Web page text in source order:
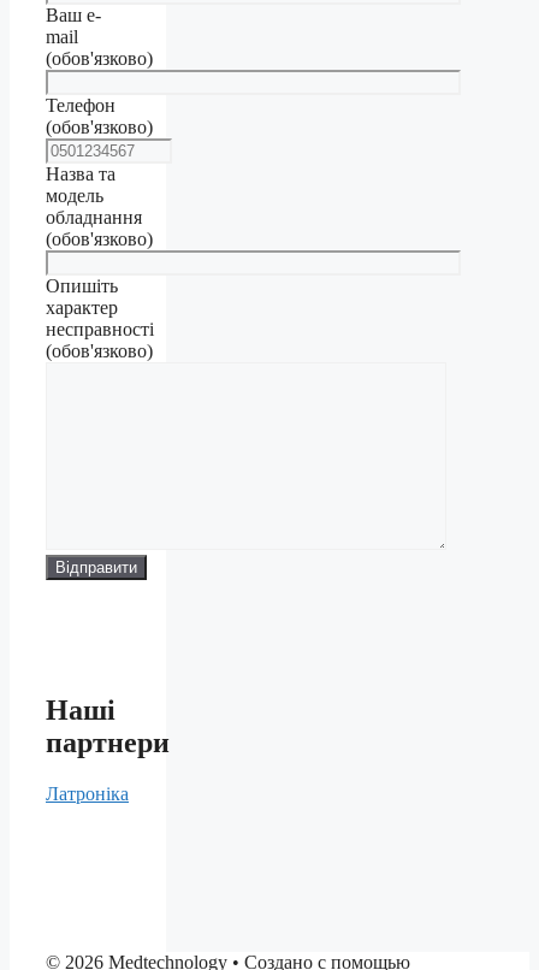
Ваш e-
mail
(обов'язково)
Телефон
(обов'язково)
Назва та
модель
обладнання
(обов'язково)
Опишіть
характер
несправності
(обов'язково)
Наші
партнери
Латроніка
© 2026 Medteсhnology • Создано с помощью